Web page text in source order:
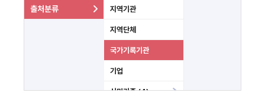
출처분류 지역기관
지역단체
국가기록기관
기업
시민기증 (4)